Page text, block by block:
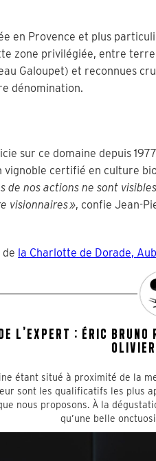
en Provence et plus
zone privilégiée, entre
Galoupet) et reconnues
dénomination.
sur ce domaine depuis
vignoble certifié en culture
de nos actions ne sont
visionnaires », confie Jean-
la Charlotte de Dorade,
L’EXPERT : ÉRIC
étant situé à proximité de la
sont les qualificatifs les plus
nous proposons. À la
qu’une belle